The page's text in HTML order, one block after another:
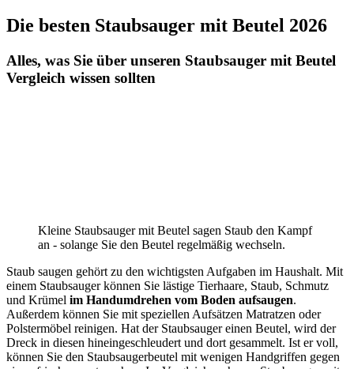
Die besten Staubsauger mit Beutel 2026
Alles, was Sie über unseren Staubsauger mit Beutel
Vergleich wissen sollten
Kleine Staubsauger mit Beutel sagen Staub den Kampf
an - solange Sie den Beutel regelmäßig wechseln.
Staub saugen gehört zu den wichtigsten Aufgaben im Haushalt. Mit
einem Staubsauger können Sie lästige Tierhaare, Staub, Schmutz
und Krümel im Handumdrehen vom Boden aufsaugen.
Außerdem können Sie mit speziellen Aufsätzen Matratzen oder
Polstermöbel reinigen. Hat der Staubsauger einen Beutel, wird der
Dreck in diesen hineingeschleudert und dort gesammelt. Ist er voll,
können Sie den Staubsaugerbeutel mit wenigen Handgriffen gegen